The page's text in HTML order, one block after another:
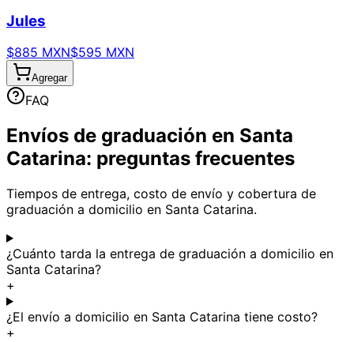
Jules
$885 MXN$595 MXN
Agregar
FAQ
Envíos de graduación en Santa
Catarina: preguntas frecuentes
Tiempos de entrega, costo de envío y cobertura de
graduación a domicilio en Santa Catarina.
¿Cuánto tarda la entrega de graduación a domicilio en
Santa Catarina?
+
¿El envío a domicilio en Santa Catarina tiene costo?
+